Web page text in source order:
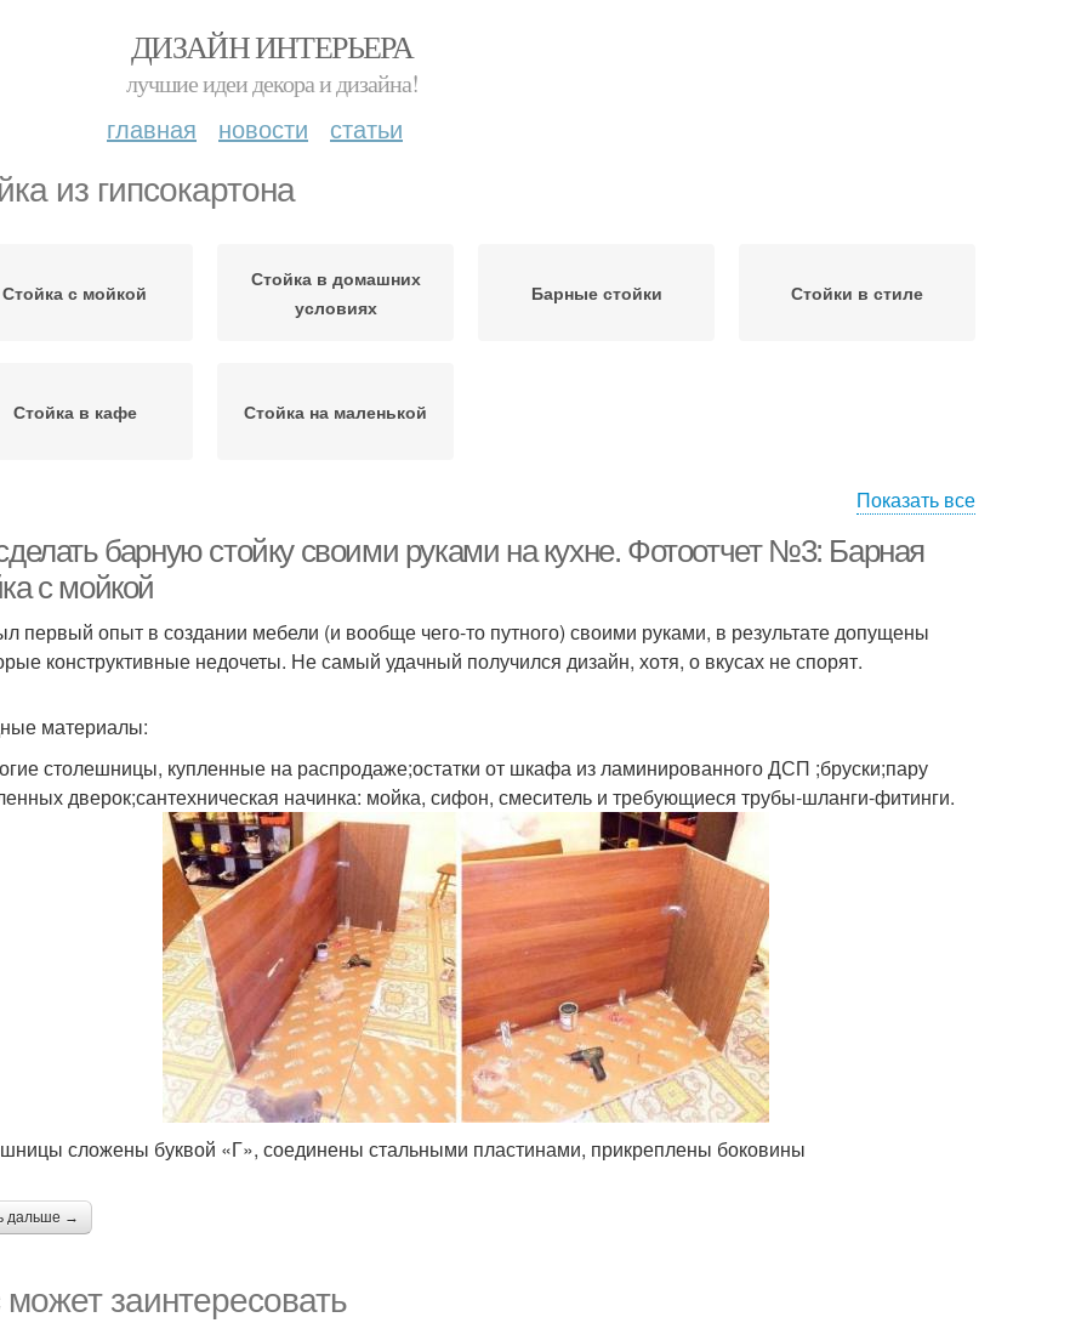
ДИЗАЙН ИНТЕРЬЕРА
лучшие идеи декора и дизайна!
главная новости статьи
из гипсокартона
Стойка с мойкой
Стойка в домашних
условиях
Барные стойки Стойки в стиле
Стойка в кафе Стойка на маленькой
Показать все
барную стойку своими руками на кухне. Фотоотчет №3: Барная
с мойкой
первый опыт в создании мебели (и вообще чего-то путного) своими руками, в результате допущены
конструктивные недочеты. Не самый удачный получился дизайн, хотя, о вкусах не спорят.
материалы:
столешницы, купленные на распродаже;остатки от шкафа из ламинированного ДСП ;бруски;пару
дверок;сантехническая начинка: мойка, сифон, смеситель и требующиеся трубы-шланги-фитинги.
сложены буквой «Г», соединены стальными пластинами, прикреплены боковины
дальше →
заинтересовать